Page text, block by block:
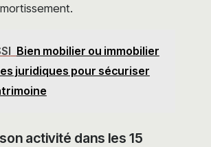
Bien mobilier ou immobilier
juridiques pour sécuriser
activité dans les 15